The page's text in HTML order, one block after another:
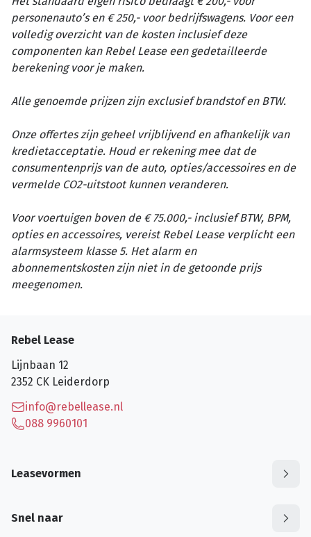
personenauto’s en € 250,- voor bedrijfswagens. Voor een
volledig overzicht van de kosten inclusief deze
componenten kan Rebel Lease een gedetailleerde
berekening voor je maken.
Alle genoemde prijzen zijn exclusief brandstof en BTW.
Onze offertes zijn geheel vrijblijvend en afhankelijk van
kredietacceptatie. Houd er rekening mee dat de
consumentenprijs van de auto, opties/accessoires en de
vermelde CO2-uitstoot kunnen veranderen.
Voor voertuigen boven de € 75.000,- inclusief BTW, BPM,
opties en accessoires, vereist Rebel Lease verplicht een
alarmsysteem klasse 5. Het alarm en
abonnementskosten zijn niet in de getoonde prijs
meegenomen.
Rebel Lease
Lijnbaan 12
2352 CK Leiderdorp
info@rebellease.nl
088 9960101
Leasevormen
Snel naar